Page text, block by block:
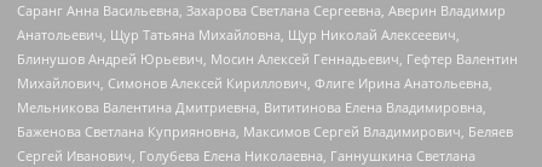
Саранг Анна Васильевна, Захарова Светлана Сергеевна, Аверин Владимир
Анатольевич, Щур Татьяна Михайловна, Щур Николай Алексеевич,
Блинушов Андрей Юрьевич, Мосин Алексей Геннадьевич, Гефтер Валентин
Михайлович, Симонов Алексей Кириллович, Флиге Ирина Анатольевна,
Мельникова Валентина Дмитриевна, Вититинова Елена Владимировна,
Баженова Светлана Куприяновна, Максимов Сергей Владимирович, Беляев
Сергей Иванович, Голубева Елена Николаевна, Ганнушкина Светлана